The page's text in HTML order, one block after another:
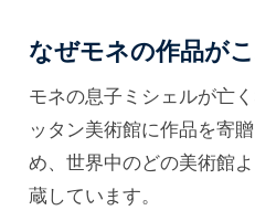
なぜモネの作品が
モネの息子ミシェルが亡
ッタン美術館に作品を寄
め、世界中のどの美術館
蔵しています。